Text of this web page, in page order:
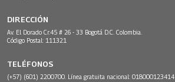
DIRECCIÓN
Av. El Dorado Cr.45 # 26 - 33 Bogotá D.C. Colombia.
Código Postal: 111321
TELÉFONOS
(+57) (601) 2200700. Línea gratuita nacional: 018000123414